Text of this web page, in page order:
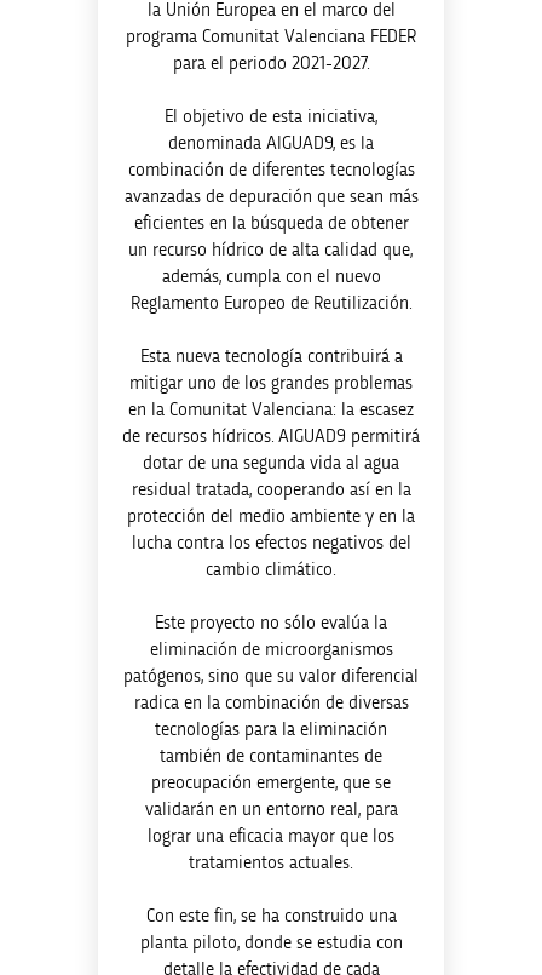
la Unión Europea en el marco del
programa Comunitat Valenciana FEDER
para el periodo 2021-2027.
El objetivo de esta iniciativa,
denominada AIGUAD9, es la
combinación de diferentes tecnologías
avanzadas de depuración que sean más
eficientes en la búsqueda de obtener
un recurso hídrico de alta calidad que,
además, cumpla con el nuevo
Reglamento Europeo de Reutilización.
Esta nueva tecnología contribuirá a
mitigar uno de los grandes problemas
en la Comunitat Valenciana: la escasez
de recursos hídricos. AIGUAD9 permitirá
dotar de una segunda vida al agua
residual tratada, cooperando así en la
protección del medio ambiente y en la
lucha contra los efectos negativos del
cambio climático.
Este proyecto no sólo evalúa la
eliminación de microorganismos
patógenos, sino que su valor diferencial
radica en la combinación de diversas
tecnologías para la eliminación
también de contaminantes de
preocupación emergente, que se
validarán en un entorno real, para
lograr una eficacia mayor que los
tratamientos actuales.
Con este fin, se ha construido una
planta piloto, donde se estudia con
detalle la efectividad de cada